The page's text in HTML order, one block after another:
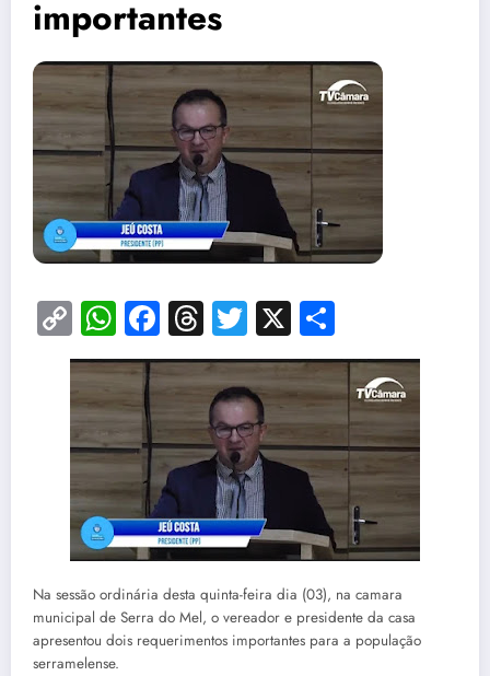
importantes
Copy
Link
WhatsApp
Facebook
Threads
Twitter
X
Na sessão ordinária desta quinta-feira dia (03), na camara
municipal de Serra do Mel, o vereador e presidente da casa
apresentou dois requerimentos importantes para a população
serramelense.